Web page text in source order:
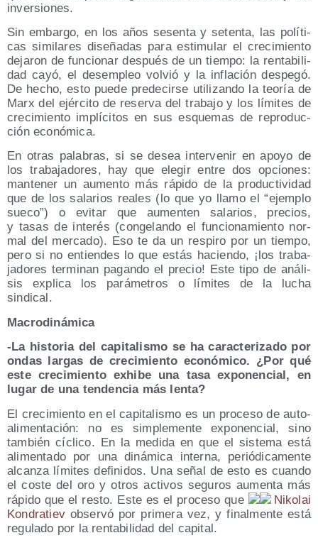
inversiones.
Sin embar­go, en los años sesen­ta y seten­ta, las polí­ti­
cas simi­la­res dise­ña­das para esti­mu­lar el cre­ci­mien­to
deja­ron de fun­cio­nar des­pués de un tiem­po: la ren­ta­bi­li­
dad cayó, el des­em­pleo vol­vió y la infla­ción des­pe­gó.
De hecho, esto pue­de pre­de­cir­se uti­li­zan­do la teo­ría de
Marx del ejér­ci­to de reser­va del tra­ba­jo y los lími­tes de
cre­ci­mien­to implí­ci­tos en sus esque­mas de repro­duc­
ción económica.
En otras pala­bras, si se desea inter­ve­nir en apo­yo de
los tra­ba­ja­do­res, hay que ele­gir entre dos opcio­nes:
man­te­ner un aumen­to más rápi­do de la pro­duc­ti­vi­dad
que de los sala­rios reales (lo que yo lla­mo el “ejem­plo
sue­co”) o evi­tar que aumen­ten sala­rios, pre­cios,
y tasas de inte­rés (con­ge­lan­do el fun­cio­na­mien­to nor­
mal del mer­ca­do). Eso te da un res­pi­ro por un tiem­po,
pero si no entien­des lo que estás hacien­do, ¡los tra­ba­
ja­do­res ter­mi­nan pagan­do el pre­cio! Este tipo de aná­li­
sis expli­ca los pará­me­tros o lími­tes de la lucha
sindical.
Macro­di­ná­mi­ca
-La his­to­ria del capi­ta­lis­mo se ha carac­te­ri­za­do por
ondas lar­gas de cre­ci­mien­to eco­nó­mi­co. ¿Por qué
este cre­ci­mien­to exhi­be una tasa expo­nen­cial, en
lugar de una ten­den­cia más lenta?
El cre­ci­mien­to en el capi­ta­lis­mo es un pro­ce­so de auto­
ali­men­ta­ción: no es sim­ple­men­te expo­nen­cial, sino
tam­bién cícli­co. En la medi­da en que el sis­te­ma está
ali­men­ta­do por una diná­mi­ca inter­na, perió­di­ca­men­te
alcan­za lími­tes defi­ni­dos. Una señal de esto es cuan­do
el cos­te del oro y otros acti­vos segu­ros aumen­ta más
rápi­do que el res­to. Este es el pro­ce­so que
Niko­lai
Kon­dra­tiev obser­vó por pri­me­ra vez, y final­men­te está
regu­la­do por la ren­ta­bi­li­dad del capital.